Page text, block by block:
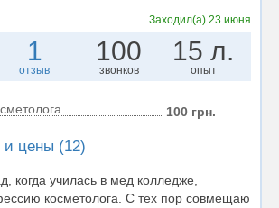
Заходил(а) 23 июня
1
отзыв
100
звонков
15 л.
опыт
100 грн.
цены (12)
когда училась в мед колледже,
косметолога. С тех пор совмещаю